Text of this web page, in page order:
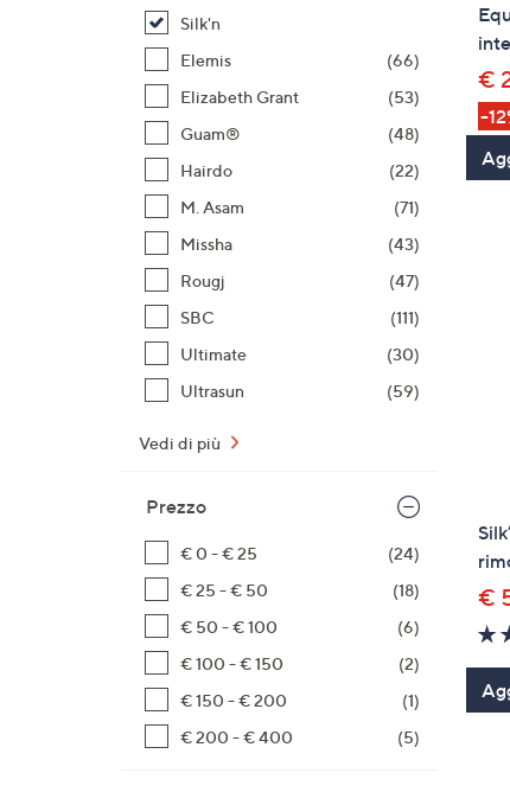
Silk'n
Elemis
(66)
Elizabeth Grant
(53)
Guam®
(48)
Hairdo
(22)
M. Asam
(71)
Missha
(43)
Rougj
(47)
SBC
(111)
Ultimate
(30)
Ultrasun
(59)
Vedi di più
Prezzo
€ 0 - € 25
(24)
€ 25 - € 50
(18)
€ 50 - € 100
(6)
€ 100 - € 150
(2)
€ 150 - € 200
(1)
€ 200 - € 400
(5)
€
-
€